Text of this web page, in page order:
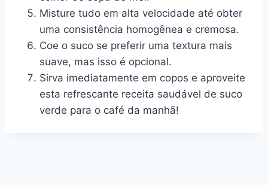
Misture tudo em alta velocidade até obter
uma consistência homogênea e cremosa.
Coe o suco se preferir uma textura mais
suave, mas isso é opcional.
Sirva imediatamente em copos e aproveite
esta refrescante receita saudável de suco
verde para o café da manhã!